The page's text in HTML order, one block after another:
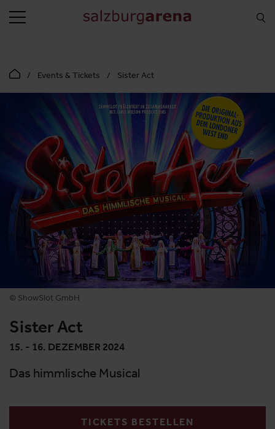
Events & Tickets Sister Act
© ShowSlot GmbH
Sister Act
15. - 16. DEZEMBER 2024
Das himmlische Musical
TICKETS BESTELLEN